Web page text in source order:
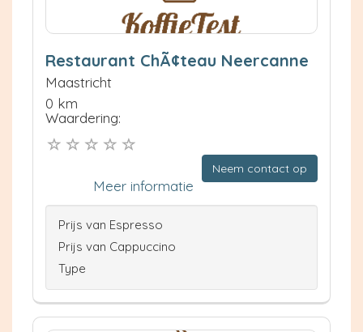
Restaurant ChÃ¢teau Neercanne
Maastricht
0 km
Waardering:
Neem contact op
Meer informatie
Prijs van Espresso
Prijs van Cappuccino
Type